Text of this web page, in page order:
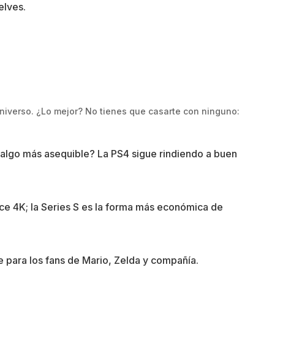
¿Lo mejor? No tienes que casarte con ninguno:
más asequible? La PS4 sigue rindiendo a buen
4K; la Series S es la forma más económica de
los fans de Mario, Zelda y compañía.